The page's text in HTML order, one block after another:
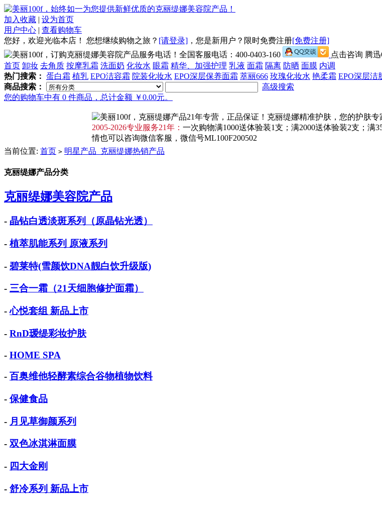
加入收藏 | 设为首页
用户中心 | 查看购物车
您好，欢迎光临本店！ 您想继续购物之旅？ [请登录] ， 您是新用户？限时免费注册[免费注册]
全国客服电话：400-0403-160
点击咨询 腾
首页 卸妆 去角质 按摩乳霜 洗面奶 化妆水 眼霜 精华、加强护理 乳液 面霜 隔离 防晒 面膜 内调
热门搜索： 蛋白霜 植乳 EPO洁容霜 院装化妆水 EPO深层保养面霜 萃丽666 玫瑰化妆水 艳柔霜 EPO深层洁
商品搜索：
高级搜索
您的购物车中有 0 件商品，总计金额 ￥0.00元。
2005-2026专业服务21年： 一次购物满1000送体验装1支；满2000送体验装2支；满
情也可以咨询微信客服，微信号ML100F200502
当前位置: 首页 > 明星产品_克丽缇娜热销产品
克丽缇娜产品分类
克丽缇娜美容院产品
- 晶钻白透淡斑系列（原晶钻光透）
- 植萃肌能系列 原液系列
- 碧莱特(雪颜饮DNA靓白饮升级版)
- 三合一霜（21天细胞修护面霜）
-心悦套组 新品上市
- RnD瑷缇彩妆护肤
- HOME SPA
- 百奥维他轻酵素综合谷物植物饮料
- 保健食品
- 月见草御颜系列
- 双色冰淇淋面膜
- 四大金刚
- 舒冷系列 新品上市